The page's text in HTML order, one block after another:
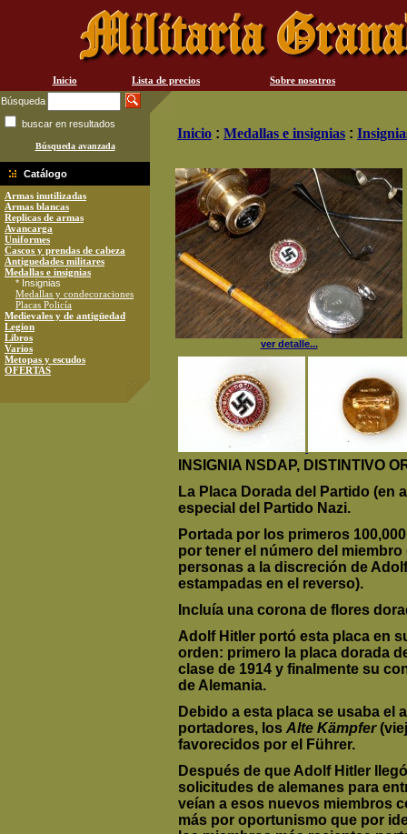
Inicio Lista de precios
Sobre nosotros
Búsqueda
buscar en resultados
Búsqueda avanzada
Catálogo
Armas inutilizadas
Armas blancas
Replicas de armas
Avancarga
Uniformes
Cascos y prendas de cabeza
Antiguedades militares
Medallas e insignias
* Insignias
Medallas y condecoraciones
Placas Policía
Medievales y de antigüedad
Legion
Libros
Varios
Metopas y escudos
OFERTAS
Inicio : Medallas e insignias :
ver detalle...
INSIGNIA NSDAP, DISTINTIVO
La Placa Dorada del Partido (en
especial del Partido Nazi.
Portada por los primeros
por tener el número del
personas a la discreción de
estampadas en el reverso).
Incluía una corona de flores
Adolf Hitler portó esta placa en
orden: primero la placa dorada
clase de 1914 y finalmente su
de Alemania.
Debido a esta placa se usaba
portadores, los Alte Kämpfer
favorecidos por el Führer.
Después de que Adolf Hitler
solicitudes de alemanes para
veían a esos nuevos miembros
más por oportunismo que por